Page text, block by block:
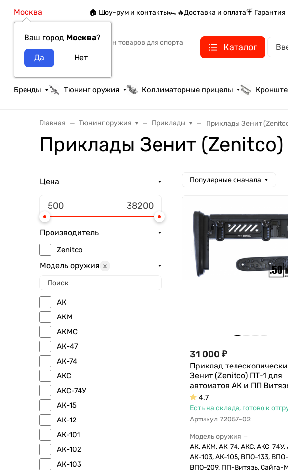
Москва
Ваш город Москва?
🏠 Шоу-рум и контакты🏎️🔥Доставка и оплата☔
Интернет-магазин товаров для спорта
тактики и охоты
Каталог
Бренды Тюнинг оружия Коллиматорные прицелы
Главная Тюнинг оружия Приклады Приклады Зенит
Приклады Зенит
Цена
Производитель
Zenitсo
Модель оружия
АК
АКМ
АКМС
АК-47
АК-74
АКС
АКС-74У
АК-15
АК-12
АК-101
АК-102
АК-103
Популярные сначала
31 000 ₽
Приклад
Зенит (Zenitco) ПТ-1 для
автоматов АК и ПП
4.7
Есть на складе, готово к
Артикул 72057-02
Модель оружия —
АК, АКМ, АК-74, АКС, АКС-74У,
АК-103, АК-105, ВПО-133, ВПО-
ВПО-209, ПП-Витязь, Сайга-